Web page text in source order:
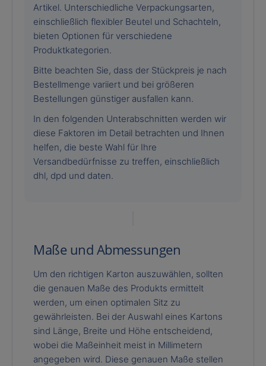
Artikel. Unterschiedliche Verpackungsarten,
einschließlich flexibler Beutel und Schachteln,
bieten Optionen für verschiedene
Produktkategorien.
Bitte beachten Sie, dass der Stückpreis je nach
Bestellmenge variiert und bei größeren
Bestellungen günstiger ausfallen kann.
In den folgenden Unterabschnitten werden wir
diese Faktoren im Detail betrachten und Ihnen
helfen, die beste Wahl für Ihre
Versandbedürfnisse zu treffen, einschließlich
dhl, dpd und daten.
Maße und Abmessungen
Um den richtigen Karton auszuwählen, sollten
die genauen Maße des Produkts ermittelt
werden, um einen optimalen Sitz zu
gewährleisten. Bei der Auswahl eines Kartons
sind Länge, Breite und Höhe entscheidend,
wobei die Maßeinheit meist in Millimetern
angegeben wird. Diese genauen Maße stellen